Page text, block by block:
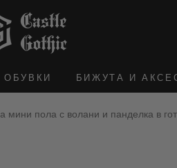
ОБУВКИ БИЖУТА И
мини пола с волани и панделка в